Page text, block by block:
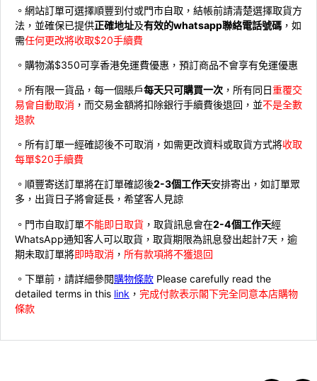
。網站訂單可選擇順豐到付或門市自取，結帳前請清楚選擇取貨方
法，並確保已提供正確地址及有效的whatsapp聯絡電話號碼 ，如
需任何更改將收取$20手續費
。購物滿$350可享香港免運費優惠，預訂商品不會享有免運優惠
。所有限一貨品，每一個賬戶每天只可購買一次 ，所有同日重覆交
易會自動取消 ，而交易金額將扣除銀行手續費後退回，並不是全數
退款
。所有訂單一經確認後不可取消，如需更改資料或取貨方式將收取
每單$20手續費
。順豐寄送訂單將在訂單確認後2-3個工作天安排寄出，如訂單眾
多，出貨日子將會延長，希望客人見諒
。門市自取訂單不能即日取貨 ，取貨訊息會在2-4個工作天經
WhatsApp通知客人可以取貨，取貨期限為訊息發出起計7天，逾
期未取訂單將即時取消 ， 所有款項將不獲退回
。下單前，請詳細參閱購物條款 Please carefully read the
detailed terms in this link ， 完成付款表示閣下完全同意本店購物
條款